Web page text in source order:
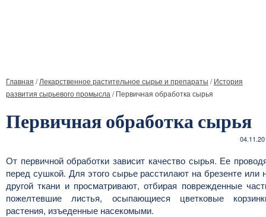
Главная /Лекарственное растительное сырье и препараты /История
развития сырьевого промысла /Первичная обработка сырья
Первичная обработка сырья
От первичной обработки зависит качество сырья. Ее
перед сушкой. Для этого сырье расстилают на брезенте или
другой ткани и просматривают, отбирая поврежденные
пожелтевшие листья, осыпающиеся цветковые
растения, изъеденные насекомыми.